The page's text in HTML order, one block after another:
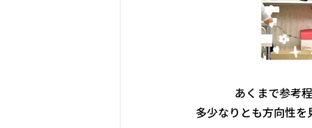
あくまで参考
多少なりとも方向性